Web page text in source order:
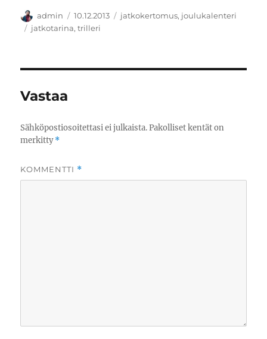
Kirjoittaja
admin Julkaistu
10.12.2013 Kategoriat
jatkokertomus, joulukalenteri
Avainsanat
jatkotarina,trilleri
Vastaa
Sähköpostiosoitettasi ei julkaista. Pakolliset kentät on
merkitty*
KOMMENTTI *